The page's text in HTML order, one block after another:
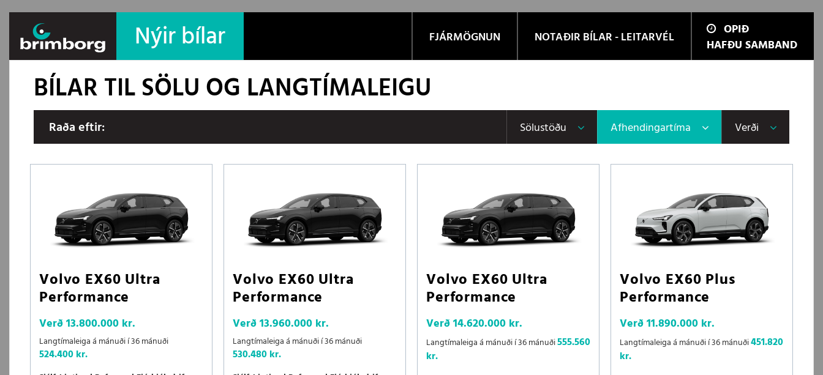
Nýir bílar FJÁRMÖGNUN NOTAÐIR BÍLAR - LEITARVÉL
OPIÐ
HAFÐU SAMBAND
BÍLAR TIL SÖLU OG LANGTÍMALEIGU
Raða eftir: Sölustöðu Afhendingartíma Verði
Volvo EX60 Ultra
Performance
Verð13.800.000 kr.
Langtímaleiga á mánuði í 36 mánuði
524.400 kr.
Volvo EX60 Ultra
Performance
Verð13.960.000 kr.
Langtímaleiga á mánuði í 36 mánuði
530.480 kr.
Volvo EX60 Ultra
Performance
Verð14.620.000 kr.
Langtímaleiga á mánuði í 36 mánuði555.560
kr.
Volvo EX60 Plus
Performance
Verð11.890.000 kr.
Langtímaleiga á mánuði í 36 mánuði451.820
kr.